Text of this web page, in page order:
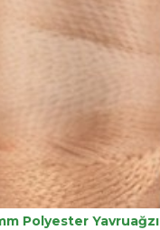
Polyester Yavruağzı